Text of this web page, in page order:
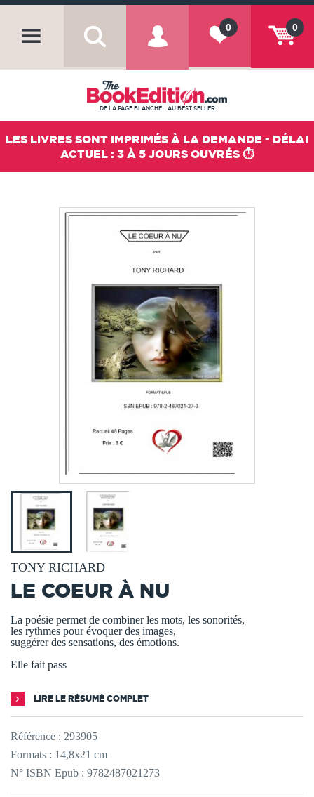
0
0
DE LA PAGE BLANCHE... AU BEST SELLER
LES LIVRES SONT IMPRIMÉS À LA DEMANDE - DÉLAI
ACTUEL : 3 À 5 JOURS OUVRÉS ⏱️
TONY RICHARD
LE COEUR À NU
La poésie permet de combiner les mots, les sonorités,
les rythmes pour évoquer des images,
suggérer des sensations, des émotions.
Elle fait pass
LIRE LE RÉSUMÉ COMPLET
Référence : 293905
Formats : 14,8x21 cm
N° ISBN Epub : 9782487021273